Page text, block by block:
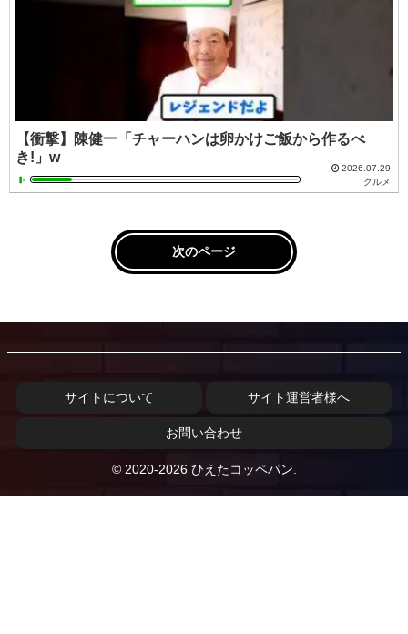
【衝撃】陳健一「チャーハンは卵かけご飯から作るべ
き!」w
2026.07.29
グルメ
次のページ
サイトについて サイト運営者様へ
お問い合わせ
© 2020-2026 ひえたコッペパン.